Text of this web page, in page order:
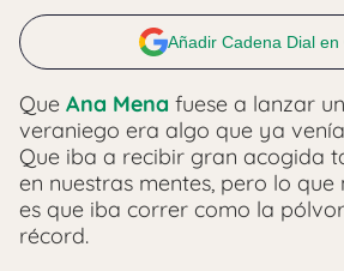
Añadir Cadena Dial en
Que Ana Mena fuese a lanzar
veraniego era algo que ya
Que iba a recibir gran acogida
en nuestras mentes, pero lo
es que iba correr como la
récord.